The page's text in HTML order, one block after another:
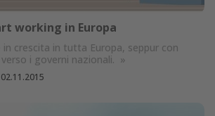
working in Europa
crescita in tutta Europa, seppur con
i governi nazionali. »
02.11.2015